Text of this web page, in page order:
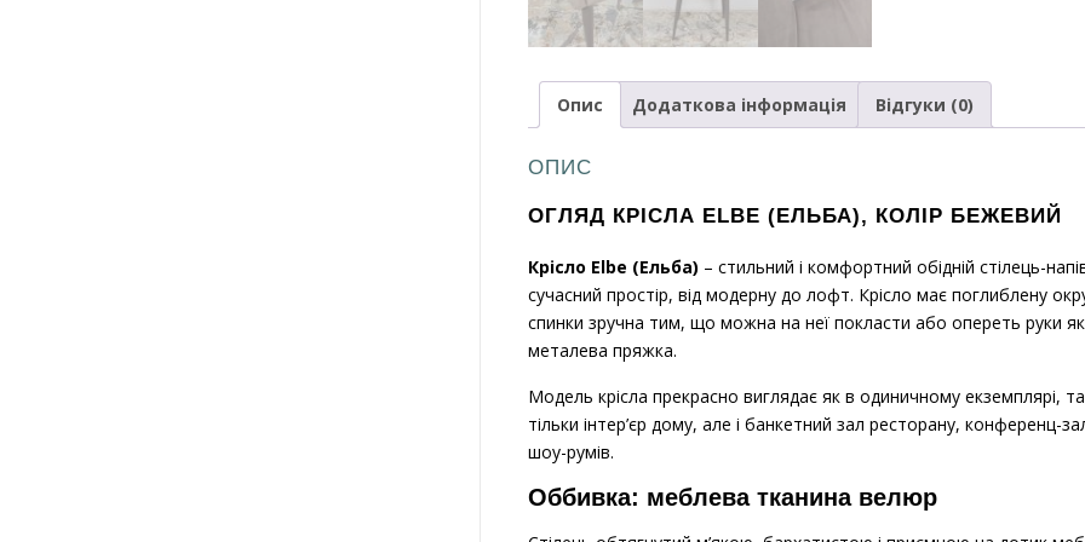
Опис Додаткова інформація Відгуки (0)
ОПИС
ОГЛЯД КРІСЛА ELBE (ЕЛЬБА), КОЛІР БЕЖЕВИЙ
Крісло Elbe (Ельба) – стильний і комфортний обідній стілець-
сучасний простір, від модерну до лофт. Крісло має поглиблену
спинки зручна тим, що можна на неї покласти або опереть руки як
металева пряжка.
Модель крісла прекрасно виглядає як в одиничному екземплярі,
тільки інтер’єр дому, але і банкетний зал ресторану, конференц-
шоу-румів.
Оббивка: меблева тканина велюр